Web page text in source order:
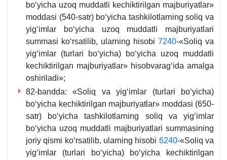
boʻyicha uzoq muddatli kechiktirilgan majburiyatlar»
moddasi (540-satr) boʻyicha tashkilotlarning soliq va
yigʻimlar boʻyicha uzoq muddatli majburiyatlari
summasi koʻrsatilib, ularning hisobi 7240-«Soliq va
yigʻimlar (turlari boʻyicha) boʻyicha uzoq muddatli
kechiktirilgan majburiyatlar» hisobvaragʻida amalga
oshiriladi»;
82-bandda: «Soliq va yigʻimlar (turlari boʻyicha)
boʻyicha kechiktirilgan majburiyatlar» moddasi (650-
satr) boʻyicha tashkilotlarning soliq va yigʻimlar
boʻyicha uzoq muddatli majburiyatlari summasining
joriy qismi koʻrsatilib, ularning hisobi 6240-«Soliq va
yigʻimlar (turlari boʻyicha) boʻyicha kechiktirilgan